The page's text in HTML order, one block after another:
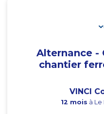
Alternance -
chantier
VINCI
12 mois à Le